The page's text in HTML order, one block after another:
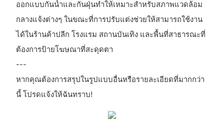
ออกแบบกันน้ำและกันฝุ่นทำให้เหมาะสำหรับสภาพแวดล้อม
กลางแจ้งต่างๆ ในขณะที่การปรับแต่งช่วยให้สามารถใช้งาน
ได้ในร้านค้าปลีก โรงแรม สถานบันเทิง และพื้นที่สาธารณะที่
ต้องการป้ายโฆษณาที่สะดุดตา
---
หากคุณต้องการสรุปในรูปแบบอื่นหรือรายละเอียดที่มากกว่า
นี้ โปรดแจ้งให้ฉันทราบ!